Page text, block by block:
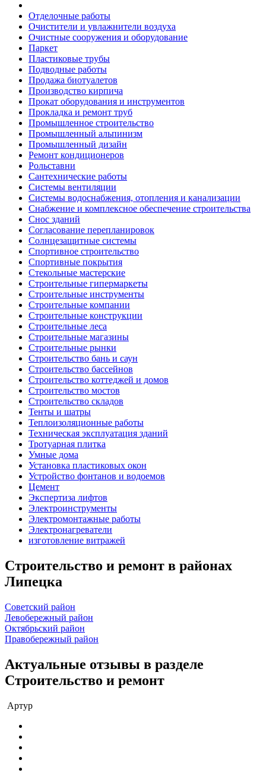
Отделочные работы
Очистители и увлажнители воздуха
Очистные сооружения и оборудование
Паркет
Пластиковые трубы
Подводные работы
Продажа биотуалетов
Производство кирпича
Прокат оборудования и инструментов
Прокладка и ремонт труб
Промышленное строительство
Промышленный альпинизм
Промышленный дизайн
Ремонт кондиционеров
Рольставни
Сантехнические работы
Системы вентиляции
Системы водоснабжения, отопления и канализации
Снабжение и комплексное обеспечение строительства
Снос зданий
Согласование перепланировок
Солнцезащитные системы
Спортивное строительство
Спортивные покрытия
Стекольные мастерские
Строительные гипермаркеты
Строительные инструменты
Строительные компании
Строительные конструкции
Строительные леса
Строительные магазины
Строительные рынки
Строительство бань и саун
Строительство бассейнов
Строительство коттеджей и домов
Строительство мостов
Строительство складов
Тенты и шатры
Теплоизоляционные работы
Техническая эксплуатация зданий
Тротуарная плитка
Умные дома
Установка пластиковых окон
Устройство фонтанов и водоемов
Цемент
Экспертиза лифтов
Электроинструменты
Электромонтажные работы
Электронагреватели
изготовление витражей
Строительство и ремонт в районах
Липецка
Советский район
Левобережный район
Октябрьский район
Правобережный район
Актуальные отзывы в разделе
Строительство и ремонт
Артур